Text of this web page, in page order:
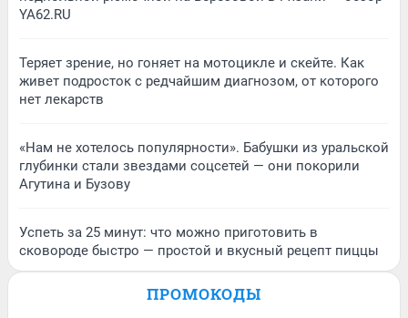
YA62.RU
Теряет зрение, но гоняет на мотоцикле и скейте. Как
живет подросток с редчайшим диагнозом, от которого
нет лекарств
«Нам не хотелось популярности». Бабушки из уральской
глубинки стали звездами соцсетей — они покорили
Агутина и Бузову
Успеть за 25 минут: что можно приготовить в
сковороде быстро — простой и вкусный рецепт пиццы
ПРОМОКОДЫ